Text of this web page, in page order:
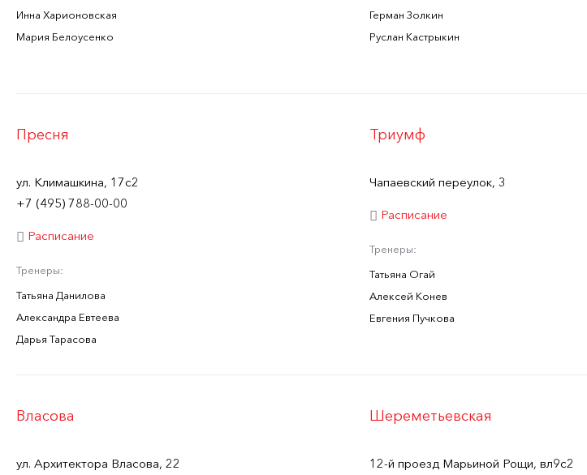
Инна Харионовская
Мария Белоусенко
Герман Золкин
Руслан Кастрыкин
Пресня
ул. Климашкина, 17с2
+7 (495) 788-00-00
Расписание
Тренеры:
Татьяна Данилова
Александра Евтеева
Дарья Тарасова
Триумф
Чапаевский переулок, 3
Расписание
Тренеры:
Татьяна Огай
Алексей Конев
Евгения Пучкова
Власова
ул. Архитектора Власова, 22
Шереметьевская
12-й проезд Марьиной Рощи, вл9с2